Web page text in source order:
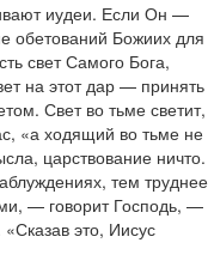
иудеи. Если Он —
обетований Божиих для
свет Самого Бога,
на этот дар — принять
Свет во тьме светит,
«а ходящий во тьме не
царствование ничто.
тем труднее
— говорит Господь, —
это, Иисус